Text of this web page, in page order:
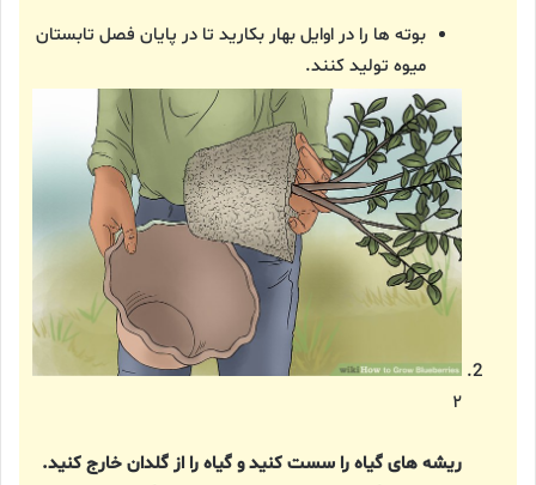
بوته ها را در اوایل بهار بکارید تا در پایان فصل تابستان
میوه تولید کنند.
۲
ریشه های گیاه را سست کنید و گیاه را از گلدان خارج کنید.